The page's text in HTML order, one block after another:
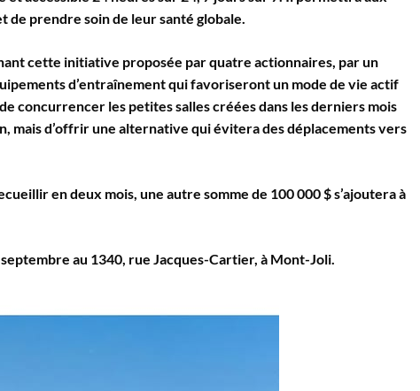
de prendre soin de leur santé globale.
cette initiative proposée par quatre actionnaires, par un
d’entraînement qui favoriseront un mode de vie actif
de concurrencer les petites salles créées dans les derniers mois
mais d’offrir une alternative qui évitera des déplacements vers
en deux mois, une autre somme de 100 000 $ s’ajoutera à
au 1340, rue Jacques-Cartier, à Mont-Joli.